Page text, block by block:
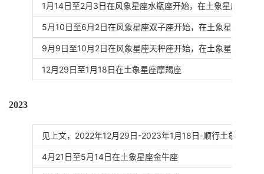
1月14日至2月3日在风象星座水瓶座开始，在土象星座摩羯
5月10日至6月2日在风象星座双子座开始，在土象星座金牛
9月9日至10月2日在风象星座天秤座开始，在土象星座结束
12月29日至1月18日在土象星座摩羯座
2023
见上文，2022年12月29日-2023年1月18日-顺行土象星座摩
4月21日至5月14日在土象星座金牛座